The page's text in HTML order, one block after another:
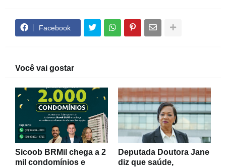
Facebook
Você vai gostar
Sicoob BRMil chega a 2
mil condomínios e
Deputada Doutora Jane
diz que saúde,